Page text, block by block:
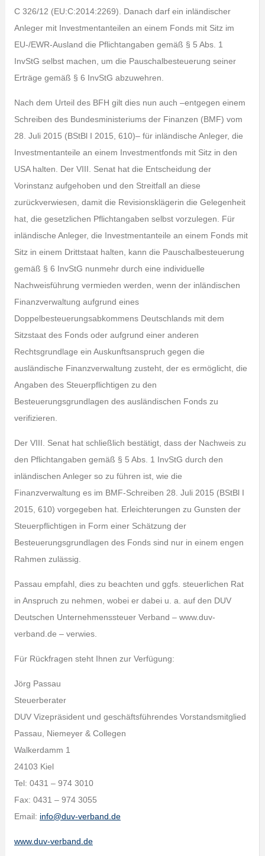
C 326/12 (EU:C:2014:2269). Danach darf ein inländischer
Anleger mit Investmentanteilen an einem Fonds mit Sitz im
EU-/EWR-Ausland die Pflichtangaben gemäß § 5 Abs. 1
InvStG selbst machen, um die Pauschalbesteuerung seiner
Erträge gemäß § 6 InvStG abzuwehren.
Nach dem Urteil des BFH gilt dies nun auch –entgegen einem
Schreiben des Bundesministeriums der Finanzen (BMF) vom
28. Juli 2015 (BStBl I 2015, 610)– für inländische Anleger, die
Investmentanteile an einem Investmentfonds mit Sitz in den
USA halten. Der VIII. Senat hat die Entscheidung der
Vorinstanz aufgehoben und den Streitfall an diese
zurückverwiesen, damit die Revisionsklägerin die Gelegenheit
hat, die gesetzlichen Pflichtangaben selbst vorzulegen. Für
inländische Anleger, die Investmentanteile an einem Fonds mit
Sitz in einem Drittstaat halten, kann die Pauschalbesteuerung
gemäß § 6 InvStG nunmehr durch eine individuelle
Nachweisführung vermieden werden, wenn der inländischen
Finanzverwaltung aufgrund eines
Doppelbesteuerungsabkommens Deutschlands mit dem
Sitzstaat des Fonds oder aufgrund einer anderen
Rechtsgrundlage ein Auskunftsanspruch gegen die
ausländische Finanzverwaltung zusteht, der es ermöglicht, die
Angaben des Steuerpflichtigen zu den
Besteuerungsgrundlagen des ausländischen Fonds zu
verifizieren.
Der VIII. Senat hat schließlich bestätigt, dass der Nachweis zu
den Pflichtangaben gemäß § 5 Abs. 1 InvStG durch den
inländischen Anleger so zu führen ist, wie die
Finanzverwaltung es im BMF-Schreiben 28. Juli 2015 (BStBl I
2015, 610) vorgegeben hat. Erleichterungen zu Gunsten der
Steuerpflichtigen in Form einer Schätzung der
Besteuerungsgrundlagen des Fonds sind nur in einem engen
Rahmen zulässig.
Passau empfahl, dies zu beachten und ggfs. steuerlichen Rat
in Anspruch zu nehmen, wobei er dabei u. a. auf den DUV
Deutschen Unternehmenssteuer Verband – www.duv-
verband.de – verwies.
Für Rückfragen steht Ihnen zur Verfügung:
Jörg Passau
Steuerberater
DUV Vizepräsident und geschäftsführendes Vorstandsmitglied
Passau, Niemeyer & Collegen
Walkerdamm 1
24103 Kiel
Tel: 0431 – 974 3010
Fax: 0431 – 974 3055
Email: info@duv-verband.de
www.duv-verband.de